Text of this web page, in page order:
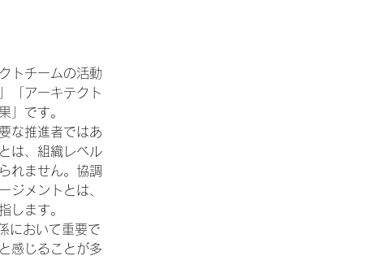
トチームの活動
「アーキテクト
」です。
な推進者ではあ
は、組織レベル
れません。協調
ジメントとは、
します。
において重要で
感じることが多